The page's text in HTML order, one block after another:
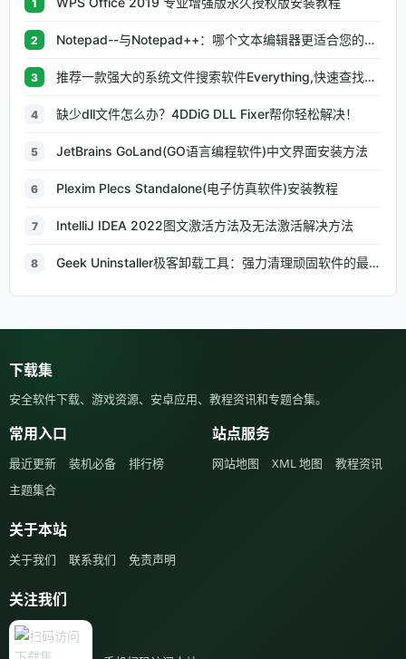
1
2 Notepad--与Notepad++：哪个文本编辑器更适合您的需求
3 推荐一款强大的系统文件搜索软件Everything,快速查找文件
4 缺少dll文件怎么办？4DDiG DLL Fixer帮你轻松解决！
5 JetBrains GoLand(GO语言编程软件)中文界面安装方法
6 Plexim Plecs Standalone(电子仿真软件)安装教程
7 IntelliJ IDEA 2022图文激活方法及无法激活解决方法
8 Geek Uninstaller极客卸载工具：强力清理顽固软件的最佳选择
下载集
安全软件下载、游戏资源、安卓应用、教程资讯和专题合集。
常用入口
最近更新 装机必备
排行榜
主题集合
站点服务
网站地图 XML 地图 教程资讯
关于本站
关于我们 联系我们 免责声明
关注我们